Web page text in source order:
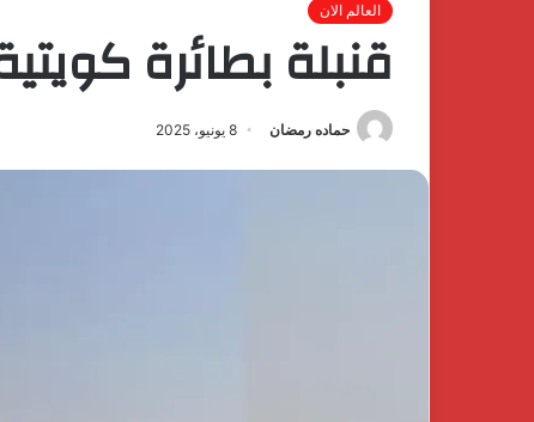
العالم الان
قنبلة بطائرة
حماده رمضان 8 يونيو، 2025